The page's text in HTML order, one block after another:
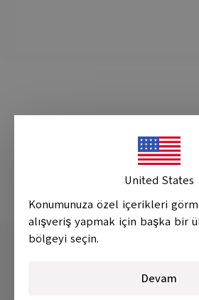
United States
Konumunuza özel içerikleri
alışveriş yapmak için başka bir
bölgeyi seçin.
Devam